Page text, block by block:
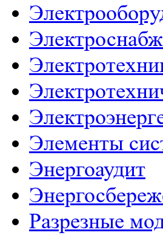
Элементы
Энергоаудит
Разрезные